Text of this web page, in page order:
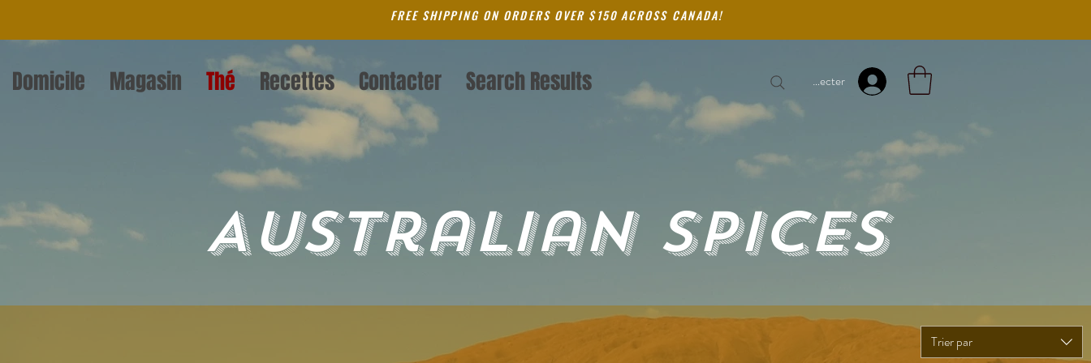
FREE SHIPPING ON ORDERS OVER $150 ACROSS CANADA!
Domicile Magasin Thé Recettes Contacter Search Results Se connecter
Australian SPICES
Trier par